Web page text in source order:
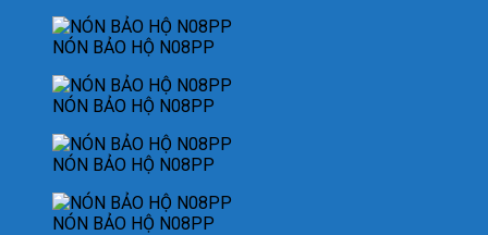
NÓN BẢO HỘ N08PP
NÓN BẢO HỘ N08PP
NÓN BẢO HỘ N08PP
NÓN BẢO HỘ N08PP